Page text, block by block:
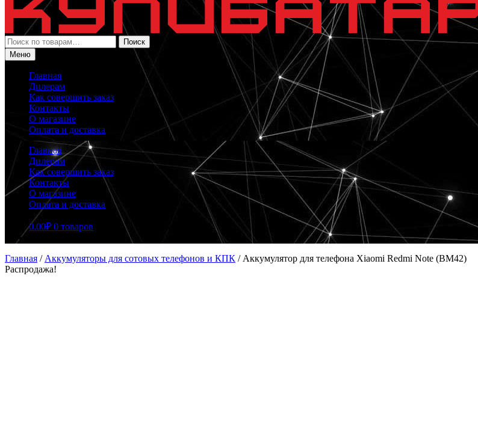
Искать:
Поиск
Меню
Главная
Дилерам
Как совершить заказ
Контакты
О магазине
Оплата и доставка
Главная
Дилерам
Как совершить заказ
Контакты
О магазине
Оплата и доставка
0.00₽ 0 товаров
Главная / Аккумуляторы для сотовых телефонов и КПК / Аккумулятор для телефона Xiaomi Redmi Note (BM42)
Распродажа!